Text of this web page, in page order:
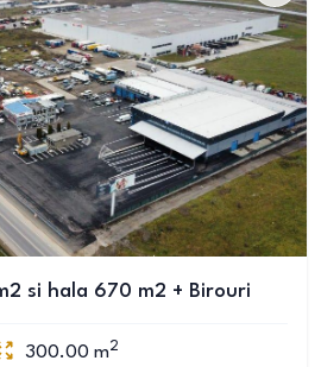
si hala 670 m2 + Birouri
300.00 m2